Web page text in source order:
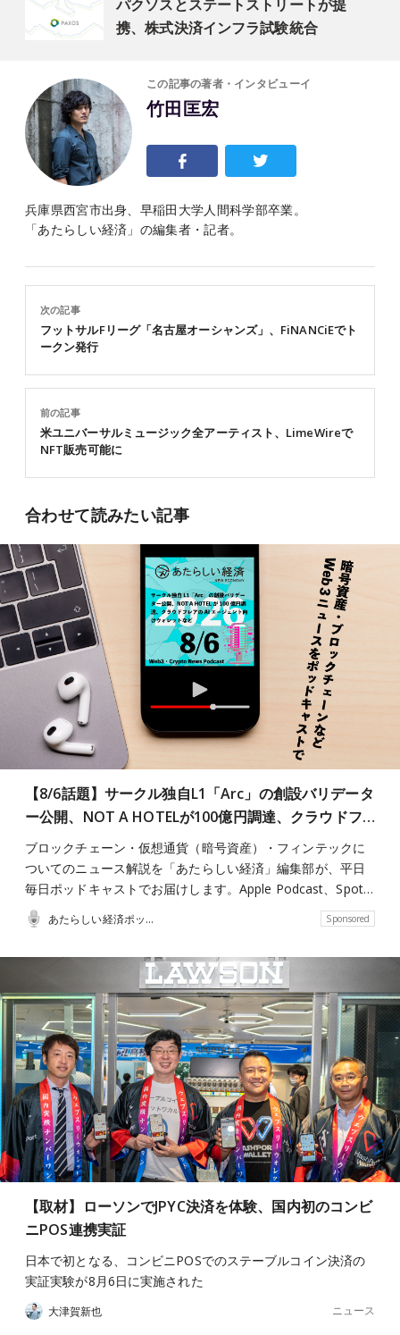
パクソスとステートストリートが提
携、株式決済インフラ試験統合
この記事の著者・インタビューイ
竹田匡宏
兵庫県西宮市出身、早稲田大学人間科学部卒業。
「あたらしい経済」の編集者・記者。
前の記事
米ユニバーサルミュージック全アーティスト、LimeWireで
NFT販売可能に
次の記事
フットサルFリーグ「名古屋オーシャンズ」、FiNANCiEでト
ークン発行
合わせて読みたい記事
【8/6話題】サークル独自L1「Arc」の創設バリデータ
ー公開、NOT A HOTELが100億円調達、クラウドフ…
ブロックチェーン・仮想通貨（暗号資産）・フィンテックに
ついてのニュース解説を「あたらしい経済」編集部が、平日
毎日ポッドキャストでお届けします。Apple Podcast、Spot…
あたらしい経済ポッドキャスト Sponsored
【取材】ローソンでJPYC決済を体験、国内初のコンビ
ニPOS連携実証
日本で初となる、コンビニPOSでのステーブルコイン決済の
実証実験が8月6日に実施された
大津賀新也 ニュース